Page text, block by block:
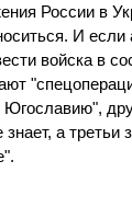
России в
И
войска в
знает, а